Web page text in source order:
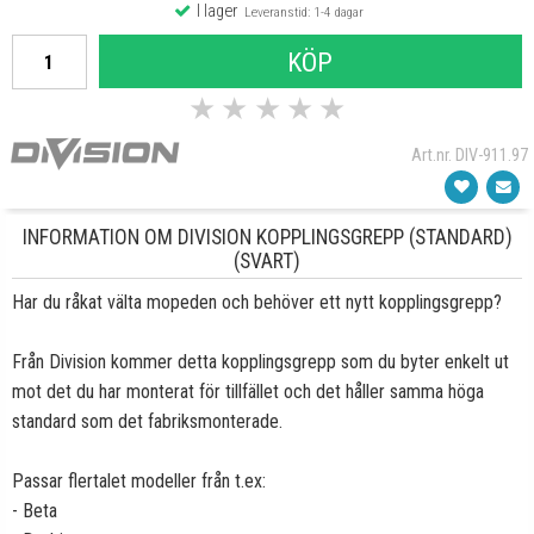
I lagerLeveranstid: 1-4 dagar
KÖP
★ ★ ★ ★ ★
Art.nr. DIV-911.97
INFORMATION OM DIVISION KOPPLINGSGREPP (STANDARD)
(SVART)
Har du råkat välta mopeden och behöver ett nytt kopplingsgrepp?
Från Division kommer detta kopplingsgrepp som du byter enkelt ut
mot det du har monterat för tillfället och det håller samma höga
standard som det fabriksmonterade.
Passar flertalet modeller från t.ex:
- Beta